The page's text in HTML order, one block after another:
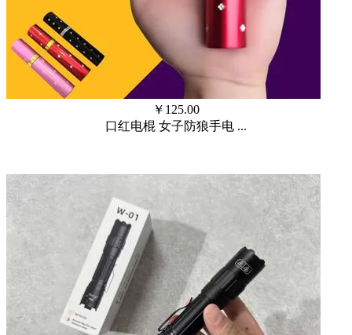
￥ 125.00
口红电棍 女子防狼手电 ...